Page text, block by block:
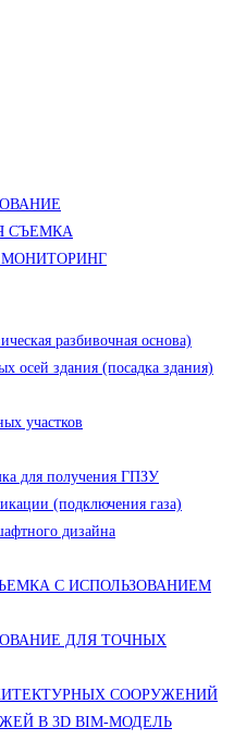
СЪЕМКА
разбивочная основа)
осей здания (посадка здания)
участков
для получения ГПЗУ
(подключения газа)
дизайна
С ИСПОЛЬЗОВАНИЕМ
ДЛЯ ТОЧНЫХ
СООРУЖЕНИЙ
В 3D BIM-МОДЕЛЬ